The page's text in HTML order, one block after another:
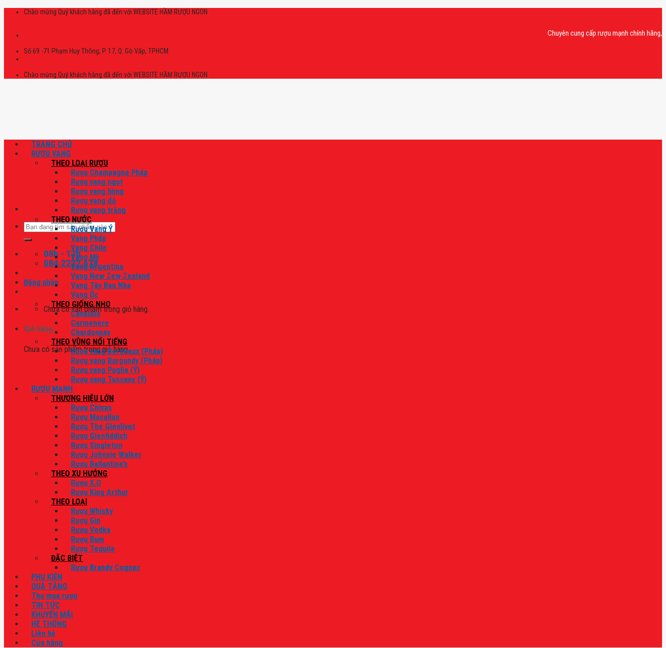
Skip
Chào mừng Quý khách hàng đã đến với WEBSITE HẦM RƯỢU NGON
Chuyên cung cấp rượu mạnh chính hãng, rượu
Số 69 -71 Phạm Huy Thông, P. 17, Q. Gò Vấp, TPHCM
Chào mừng Quý khách hàng đã đến với WEBSITE HẦM RƯỢU NGON
Tìm
kiếm:
08h - 17h
084.2222.678
Đăng nhập
Chưa có sản phẩm trong giỏ hàng.
Giỏ hàng
Chưa có sản phẩm trong giỏ hàng.
TRANG CHỦ
RƯỢU VANG
THEO LOẠI RƯỢU
Rượu Champagne Pháp
Rượu vang ngọt
Rượu vang hồng
Rượu vang đỏ
Rượu vang trắng
THEO NƯỚC
Rượu Vang Ý
Vang Pháp
Vang Chile
Vang Mỹ
Vang Argentina
Vang New Zew Zealand
Vang Tây Ban Nha
Vang Úc
THEO GIỐNG NHO
Canaiolo
Carmenere
Chardonnay
THEO VÙNG NỔI TIẾNG
Rượu vang Bordeaux (Pháp)
Rượu vang Burgundy (Pháp)
Rượu vang Puglia (Ý)
Rượu vang Tuscany (Ý)
RƯỢU MẠNH
THƯƠNG HIỆU LỚN
Rượu Chivas
Rượu Macallan
Rượu The Glenlivet
Rượu Glenfiddich
Rượu Singleton
Rượu Johnnie Walker
Rượu Ballantine’s
THEO XU HƯỚNG
Rượu X.O
Rượu King Arthur
THEO LOẠI
Rượu Whisky
Rượu Gin
Rượu Vodka
Rượu Rum
Rượu Tequila
ĐẶC BIỆT
Rượu Brandy Cognac
PHỤ KIỆN
QUÀ TẶNG
Thu mua rượu
TIN TỨC
KHUYẾN MÃI
HỆ THỐNG
Liên hệ
Cửa hàng